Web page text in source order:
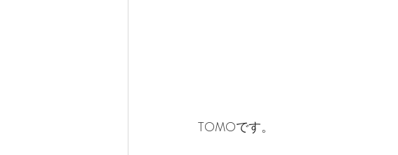
ウェディングプランナーの1日
TOMOです。